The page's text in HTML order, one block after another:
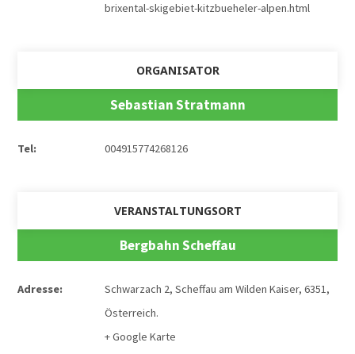
brixental-skigebiet-kitzbueheler-alpen.html
ORGANISATOR
Sebastian Stratmann
Tel: 004915774268126
VERANSTALTUNGSORT
Bergbahn Scheffau
Adresse: Schwarzach 2, Scheffau am Wilden Kaiser, 6351,
Österreich.
+ Google Karte